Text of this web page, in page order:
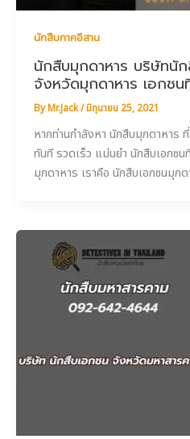
นักสืบภาคอีสาน
นักสืบมุกดาหาร บริษัทนั
จังหวัดมุกดาหาร เอกชน
ByMr.Jack/มิถุนายน 25, 2021
หากท่านกำลังหา นักสืบมุกดาหาร
ทันที รวดเร็ว แม่นยำ นักสืบเอกช
มุกดาหาร เราคือ นักสืบเอกชนมุก